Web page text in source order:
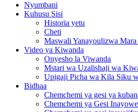
Nyumbani
Kuhusu Sisi
Historia yetu
Cheti
Maswali Yanayoulizwa
Video ya Kiwanda
Onyesho la Viwanda
Mstari wa Uzalishaji wa
Upigaji Picha wa Kila Siku
Bidhaa
Chemchemi ya gesi ya
Chemchemi ya Gesi